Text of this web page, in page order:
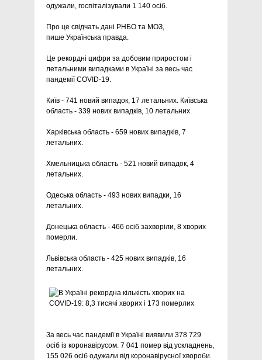
одужали, госпіталізували 1 140 осіб.
Про це свідчать дані РНБО та МОЗ,
пише Українська правда.
Це рекордні цифри за добовим приростом і
летальними випадками в Україні за весь час
пандемії COVID-19.
Київ - 741 новий випадок, 17 летальних. Київська
область - 339 нових випадків, 10 летальних.
Харківська область - 659 нових випадків, 7
летальних.
Хмельницька область - 521 новий випадок, 4
летальних.
Одеська область - 493 нових випадки, 16
летальних.
Донецька область - 466 осіб захворіли, 8 хворих
померли.
Львівська область - 425 нових випадків, 16
летальних.
За весь час пандемії в Україні виявили 378 729
осіб із коронавірусом. 7 041 помер від ускладнень,
155 026 осіб одужали від коронавірусної хвороби.